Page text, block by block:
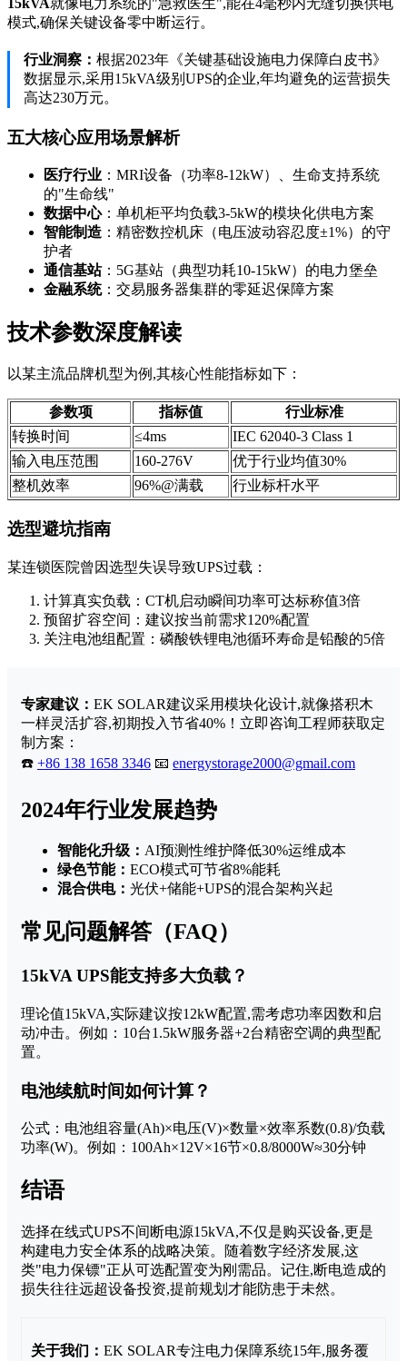
模式,确保关键设备零中断运行。
行业洞察： 根据2023年《关键基础设施电力保障白皮书》
数据显示,采用15kVA级别UPS的企业,年均避免的运营损失
高达230万元。
五大核心应用场景解析
医疗行业 ：MRI设备（功率8-12kW）、生命支持系统
的"生命线"
数据中心：单机柜平均负载3-5kW的模块化供电方案
智能制造 ：精密数控机床（电压波动容忍度±1%）的守
护者
通信基站：5G基站（典型功耗10-15kW）的电力堡垒
金融系统：交易服务器集群的零延迟保障方案
技术参数深度解读
以某主流品牌机型为例,其核心性能指标如下：
参数项 指标值
行业标准
转换时间
≤4ms
IEC 62040-3 Class 1
输入电压范围
160-276V
优于行业均值30%
整机效率
96%@满载 行业标杆水平
选型避坑指南
某连锁医院曾因选型失误导致UPS过载：
计算真实负载：CT机启动瞬间功率可达标称值3倍
预留扩容空间：建议按当前需求120%配置
关注电池组配置：磷酸铁锂电池循环寿命是铅酸的5倍
专家建议： EK SOLAR建议采用模块化设计,就像搭积木
一样灵活扩容,初期投入节省40%！立即咨询工程师获取定
制方案：
☎️ +86 138 1658 3346 📧 energystorage2000@gmail.com
2024年行业发展趋势
智能化升级： AI预测性维护降低30%运维成本
绿色节能： ECO模式可节省8%能耗
混合供电： 光伏+储能+UPS的混合架构兴起
常见问题解答（FAQ）
15kVA UPS能支持多大负载？
理论值15kVA,实际建议按12kW配置,需考虑功率因数和启
动冲击。例如：10台1.5kW服务器+2台精密空调的典型配
置。
电池续航时间如何计算？
公式：电池组容量(Ah)×电压(V)×数量×效率系数(0.8)/负载
功率(W)。例如：100Ah×12V×16节×0.8/8000W≈30分钟
结语
选择在线式UPS不间断电源15kVA,不仅是购买设备,更是
构建电力安全体系的战略决策。随着数字经济发展,这
类"电力保镖"正从可选配置变为刚需品。记住,断电造成的
损失往往远超设备投资,提前规划才能防患于未然。
关于我们： EK SOLAR专注电力保障系统15年,服务覆